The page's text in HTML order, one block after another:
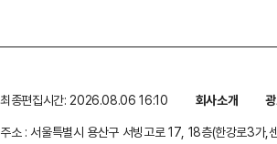
최종편집시간: 2026.08.06 16:10 회사소개
주소 : 서울특별시 용산구 서빙고로 17, 18층(한강로3가,